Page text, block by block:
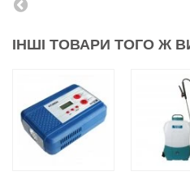
ІНШІ ТОВАРИ ТОГО Ж